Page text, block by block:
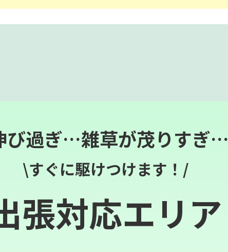
び過ぎ…雑草が茂りすぎ…
\すぐに駆けつけます！/
張対応エリア